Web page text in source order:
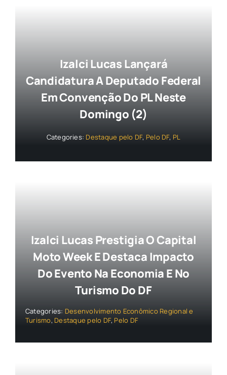
Izalci Lucas Lançará
Candidatura A Deputado Federal
Em Convenção Do PL Neste
Domingo (2)
Categories: Destaque pelo DF, Pelo DF, PL
Izalci Lucas Prestigia O Capital
Moto Week E Destaca Impacto
Do Evento Na Economia E No
Turismo Do DF
Categories: Desenvolvimento Econômico Regional e
Turismo, Destaque pelo DF, Pelo DF